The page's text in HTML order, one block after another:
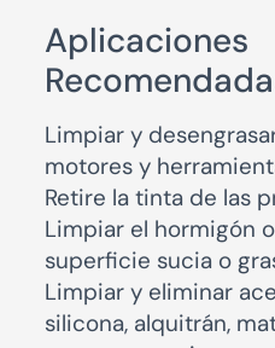
Aplicaciones
Limpiar y
motores y
Retire la tinta de las
Limpiar el hormigón
superficie sucia o
Limpiar y eliminar
silicona, alquitrán,